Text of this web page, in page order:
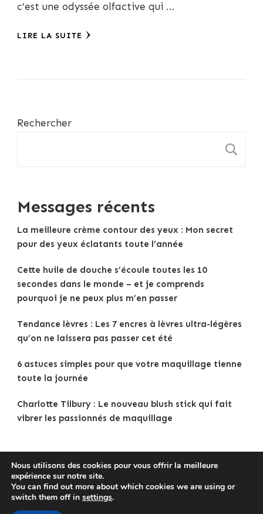
c’est une odyssée olfactive qui …
LIRE LA SUITE
Rechercher
Messages récents
La meilleure crème contour des yeux : Mon secret
pour des yeux éclatants toute l’année
Cette huile de douche s’écoule toutes les 10
secondes dans le monde – et je comprends
pourquoi je ne peux plus m’en passer
Tendance lèvres : Les 7 encres à lèvres ultra-légères
qu’on ne laissera pas passer cet été
6 astuces simples pour que votre maquillage tienne
toute la journée
Charlotte Tilbury : Le nouveau blush stick qui fait
vibrer les passionnés de maquillage
Copyright © 2025Tenue Femme
Politique de confidentialité
Blossom Themes
Nous utilisons des cookies pour vous offrir la meilleure
expérience sur notre site.
You can find out more about which cookies we are using or
switch them off in settings.